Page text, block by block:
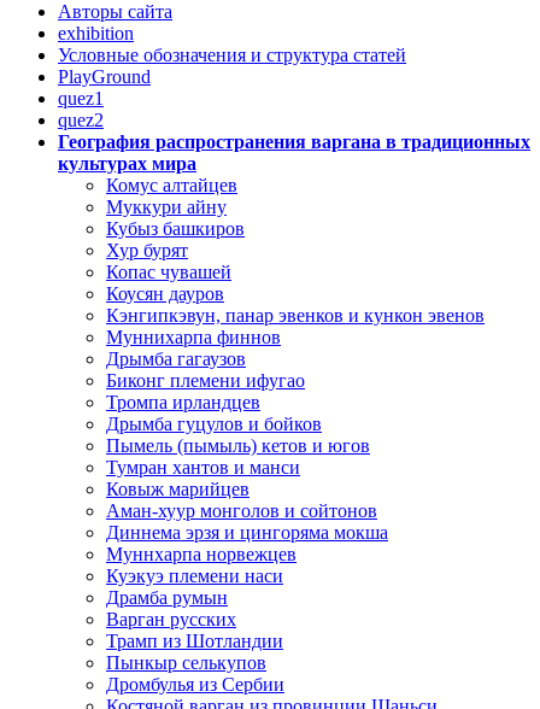
Авторы сайта
exhibition
Условные обозначения и структура статей
PlayGround
quez1
quez2
География распространения варгана в традиционных
культурах мира
Комус алтайцев
Муккури айну
Кубыз башкиров
Хур бурят
Копас чувашей
Коусян дауров
Кэнгипкэвун, панар эвенков и кункон эвенов
Муннихарпа финнов
Дрымба гагаузов
Биконг племени ифугао
Тромпа ирландцев
Дрымба гуцулов и бойков
Пымель (пымыль) кетов и югов
Тумран хантов и манси
Ковыж марийцев
Аман-хуур монголов и сойтонов
Диннема эрзя и цингоряма мокша
Муннхарпа норвежцев
Куэкуэ племени наси
Драмба румын
Варган русских
Трамп из Шотландии
Пынкыр селькупов
Дромбулья из Сербии